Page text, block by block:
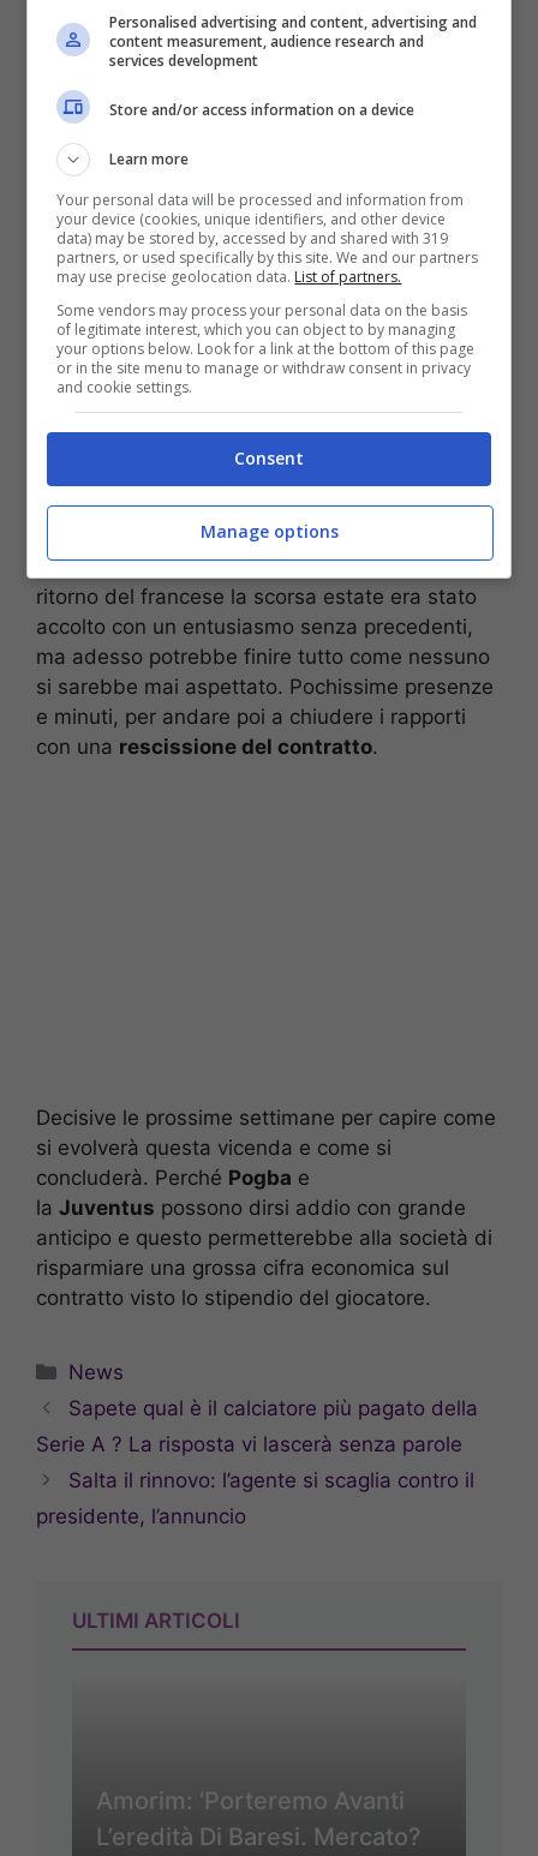
stopandgoal.net
Pogba Juve: possibile
rescissione
La situazione difficile in
traPogbae il club bianconero
potrebbe finire nel peggiore dei modi. Il grande
ritorno del francese la scorsa estate era stato
accolto con un entusiasmo senza precedenti,
ma adesso potrebbe finire tutto come nessuno
si sarebbe mai aspettato. Pochissime presenze
e minuti, per andare poi a chiudere i rapporti
con una rescissione del contratto.
Decisive le prossime settimane per capire come
si evolverà questa vicenda e come si
concluderà. Perché Pogba e
la Juventus possono dirsi addio con grande
anticipo e questo permetterebbe alla società di
risparmiare una grossa cifra economica sul
contratto visto lo stipendio del giocatore.
Categorie
News
Sapete qual è il calciatore più pagato della
Serie A ? La risposta vi lascerà senza parole
Salta il rinnovo: l’agente si scaglia contro il
presidente, l’annuncio
ULTIMI ARTICOLI
Amorim: ‘Porteremo Avanti
L’eredità Di Baresi. Mercato?
Personalised advertising and content, advertising and
content measurement, audience research and
services development
Store and/or access information on a device
Learn more
Your personal data will be processed and information from
your device (cookies, unique identifiers, and other device
data) may be stored by, accessed by and shared with 319
partners, or used specifically by this site. We and our partners
may use precise geolocation data. List of partners.
Some vendors may process your personal data on the basis
of legitimate interest, which you can object to by managing
your options below. Look for a link at the bottom of this page
or in the site menu to manage or withdraw consent in privacy
and cookie settings.
Consent
Manage options